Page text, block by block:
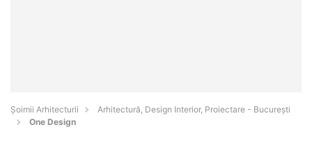
Șoimii Arhitecturii
Arhitectură, Design Interior, Proiectare - Bucureşti
One Design